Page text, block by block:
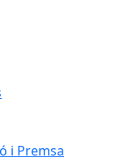
i Premsa